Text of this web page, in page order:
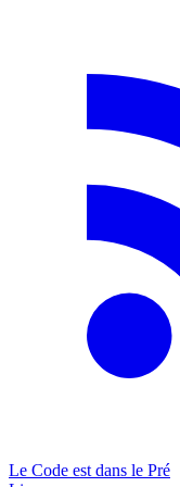
Le Code est dans le Pré